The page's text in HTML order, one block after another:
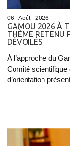
06 - Août - 2026
GAMOU 2026 À
THÈME RETENU
DÉVOILÉS
À l’approche du
Comité scientifique
d’orientation